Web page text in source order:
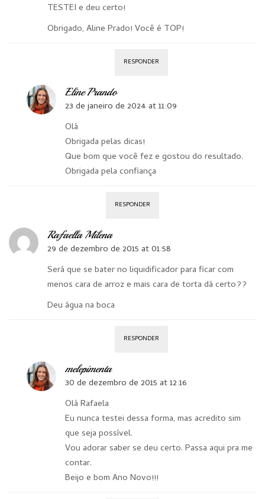
TESTEI e deu certo!
Obrigado, Aline Prado! Você é TOP!
RESPONDER
Eline Prando
23 de janeiro de 2024 at 11:09
Olá
Obrigada pelas dicas!
Que bom que você fez e gostou do resultado.
Obrigada pela confiança
RESPONDER
Rafaella Milena
29 de dezembro de 2015 at 01:58
Será que se bater no liquidificador para ficar com
menos cara de arroz e mais cara de torta dá certo??
Deu água na boca
RESPONDER
melepimenta
30 de dezembro de 2015 at 12:16
Olá Rafaela
Eu nunca testei dessa forma, mas acredito sim
que seja possível.
Vou adorar saber se deu certo. Passa aqui pra me
contar.
Beijo e bom Ano Novo!!!